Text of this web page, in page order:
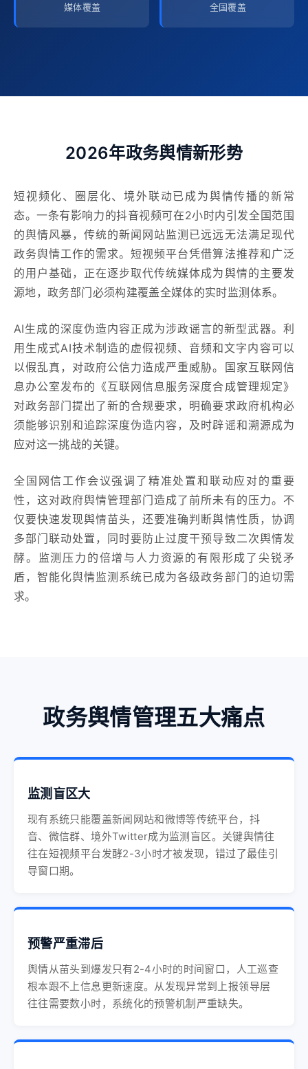
媒体覆盖 全国覆盖
2026年政务舆情新形势
短视频化、圈层化、境外联动已成为舆情传播的新常
态。一条有影响力的抖音视频可在2小时内引发全国范围
的舆情风暴，传统的新闻网站监测已远远无法满足现代
政务舆情工作的需求。短视频平台凭借算法推荐和广泛
的用户基础，正在逐步取代传统媒体成为舆情的主要发
源地，政务部门必须构建覆盖全媒体的实时监测体系。
AI生成的深度伪造内容正成为涉政谣言的新型武器。利
用生成式AI技术制造的虚假视频、音频和文字内容可以
以假乱真，对政府公信力造成严重威胁。国家互联网信
息办公室发布的《互联网信息服务深度合成管理规定》
对政务部门提出了新的合规要求，明确要求政府机构必
须能够识别和追踪深度伪造内容，及时辟谣和溯源成为
应对这一挑战的关键。
全国网信工作会议强调了精准处置和联动应对的重要
性，这对政府舆情管理部门造成了前所未有的压力。不
仅要快速发现舆情苗头，还要准确判断舆情性质，协调
多部门联动处置，同时要防止过度干预导致二次舆情发
酵。监测压力的倍增与人力资源的有限形成了尖锐矛
盾，智能化舆情监测系统已成为各级政务部门的迫切需
求。
政务舆情管理五大痛点
监测盲区大
现有系统只能覆盖新闻网站和微博等传统平台，抖
音、微信群、境外Twitter成为监测盲区。关键舆情往
往在短视频平台发酵2-3小时才被发现，错过了最佳引
导窗口期。
预警严重滞后
舆情从苗头到爆发只有2-4小时的时间窗口，人工巡查
根本跟不上信息更新速度。从发现异常到上报领导层
往往需要数小时，系统化的预警机制严重缺失。